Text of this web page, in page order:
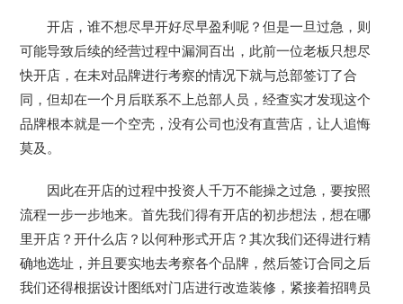
开店，谁不想尽早开好尽早盈利呢？但是一旦过急，则
可能导致后续的经营过程中漏洞百出，此前一位老板只想尽
快开店，在未对品牌进行考察的情况下就与总部签订了合
同，但却在一个月后联系不上总部人员，经查实才发现这个
品牌根本就是一个空壳，没有公司也没有直营店，让人追悔
莫及。
因此在开店的过程中投资人千万不能操之过急，要按照
流程一步一步地来。首先我们得有开店的初步想法，想在哪
里开店？开什么店？以何种形式开店？其次我们还得进行精
确地选址，并且要实地去考察各个品牌，然后签订合同之后
我们还得根据设计图纸对门店进行改造装修，紧接着招聘员